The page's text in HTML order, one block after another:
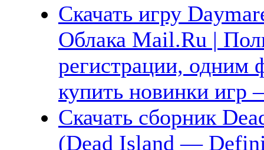
Скачать игру
Облака Mail.Ru |
регистрации, одним
купить новинки
Скачать сборник
(Dead Island —